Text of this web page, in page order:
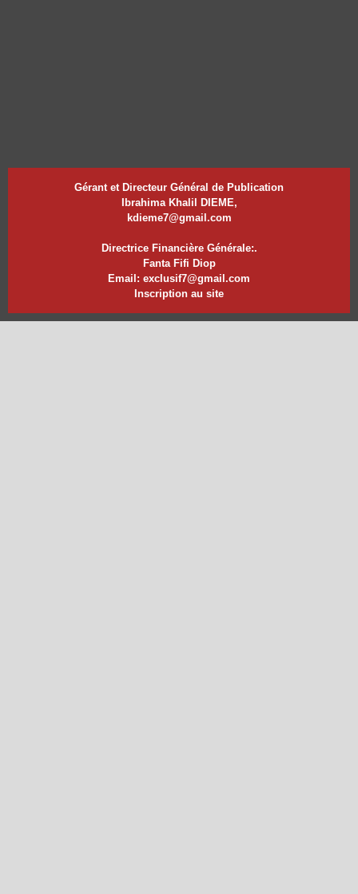
Gérant et Directeur Général de Publication
Ibrahima Khalil DIEME,
kdieme7@gmail.com
Directrice Financière Générale:.
Fanta Fifi Diop
Email: exclusif7@gmail.com
Inscription au site